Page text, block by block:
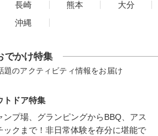
長崎 熊本
大分
沖縄
でかけ特集
題のアクティビティ情報をお届け
トドア特集
ンプ場、グランピングからBBQ、アス
ックまで！非日常体験を存分に堪能で